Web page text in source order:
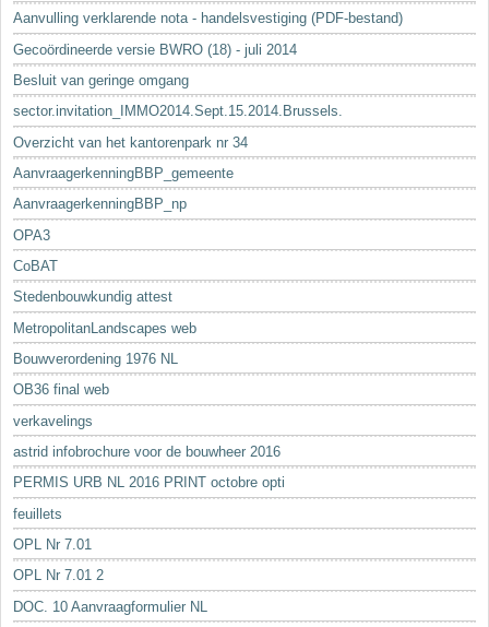
Aanvulling verklarende nota - handelsvestiging (PDF-bestand)
Gecoördineerde versie BWRO (18) - juli 2014
Besluit van geringe omgang
sector.invitation_IMMO2014.Sept.15.2014.Brussels.
Overzicht van het kantorenpark nr 34
AanvraagerkenningBBP_gemeente
AanvraagerkenningBBP_np
OPA3
CoBAT
Stedenbouwkundig attest
MetropolitanLandscapes web
Bouwverordening 1976 NL
OB36 final web
verkavelings
astrid infobrochure voor de bouwheer 2016
PERMIS URB NL 2016 PRINT octobre opti
feuillets
OPL Nr 7.01
OPL Nr 7.01 2
DOC. 10 Aanvraagformulier NL